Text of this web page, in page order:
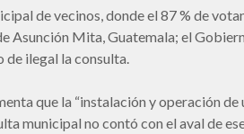
de vecinos, donde el 87 % de
Asunción Mita, Guatemala; el
ilegal la consulta.
que la “instalación y operación de
municipal no contó con el aval de